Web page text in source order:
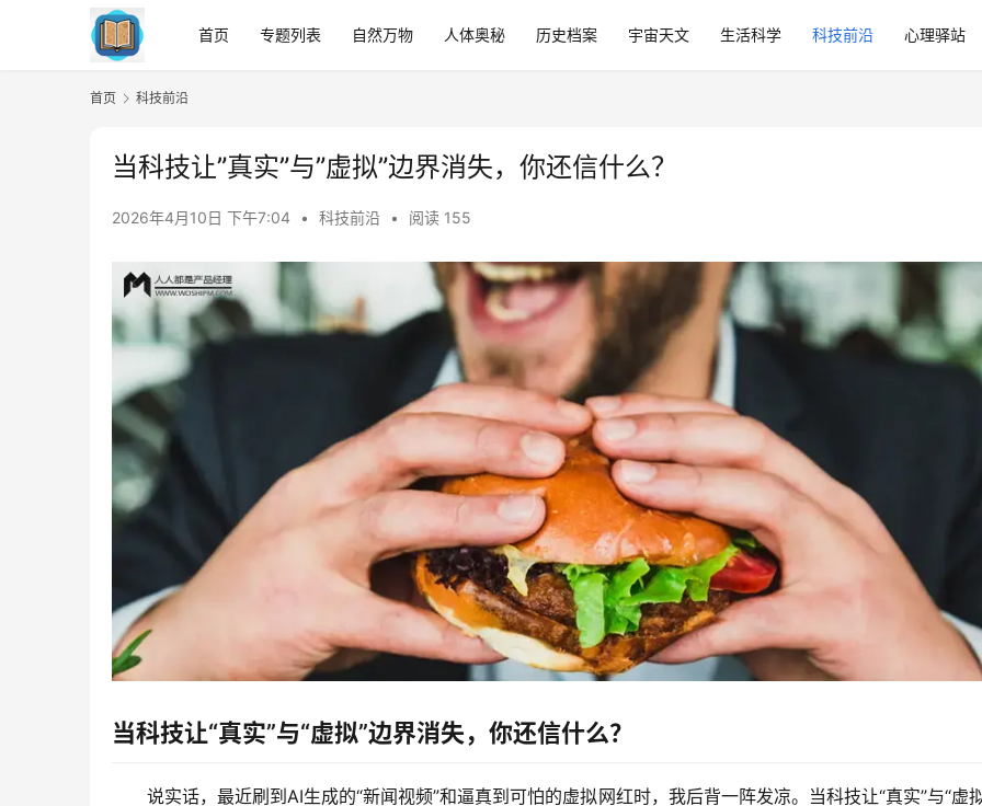
首页 专题列表 自然万物 人体奥秘 历史档案 宇宙天文 生活科学 科技前沿 心理驿站
首页 科技前沿
当科技让”真实”与”虚拟”边界消失，你还信什么？
2026年4月10日 下午7:04 • 科技前沿 • 阅读 155
当科技让“真实”与“虚拟”边界消失，你还信什么？
说实话，最近刷到AI生成的“新闻视频”和逼真到可怕的虚拟网红时，我后背一阵发凉。 当科技让“真实”与“虚